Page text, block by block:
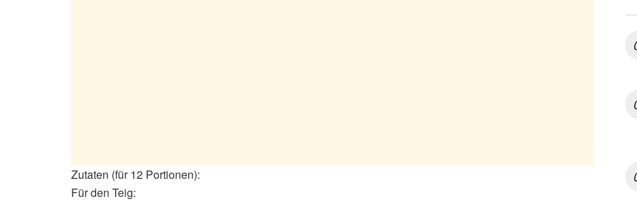
Zutaten (für 12 Portionen):
Für den Teig: